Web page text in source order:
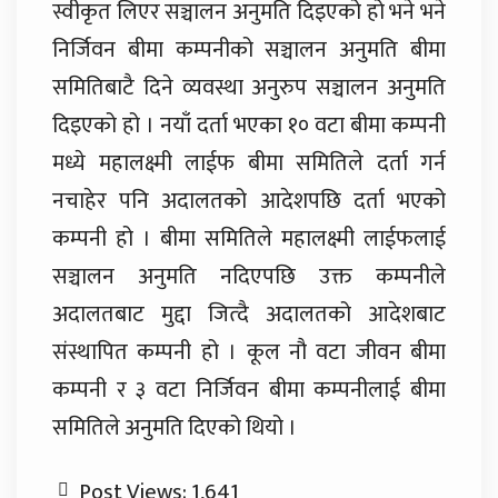
स्वीकृत लिएर सञ्चालन अनुमति दिइएको हो भने भने
निर्जिवन बीमा कम्पनीको सञ्चालन अनुमति बीमा
समितिबाटै दिने व्यवस्था अनुरुप सञ्चालन अनुमति
दिइएको हो । नयाँ दर्ता भएका १० वटा बीमा कम्पनी
मध्ये महालक्ष्मी लाईफ बीमा समितिले दर्ता गर्न
नचाहेर पनि अदालतको आदेशपछि दर्ता भएको
कम्पनी हो । बीमा समितिले महालक्ष्मी लाईफलाई
सञ्चालन अनुमति नदिएपछि उक्त कम्पनीले
अदालतबाट मुद्दा जित्दै अदालतको आदेशबाट
संस्थापित कम्पनी हो । कूल नौ वटा जीवन बीमा
कम्पनी र ३ वटा निर्जिवन बीमा कम्पनीलाई बीमा
समितिले अनुमति दिएको थियो ।